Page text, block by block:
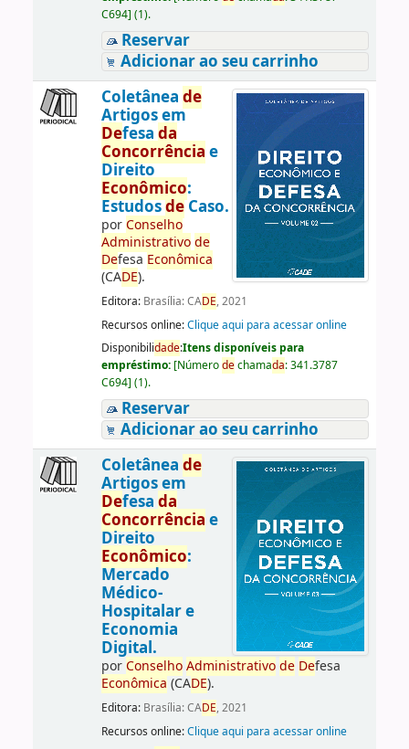
C694] (1).
Reservar
Adicionar ao seu carrinho
Coletânea de
Artigos em
Defesa da
Concorrência e
Direito
Econômico:
EstudosdeCaso.
porConselho
Administrativo de
Defesa Econômica
(CADE).
Editora: Brasília: CADE, 2021
Recursos online:Clique aqui para acessar online
Disponibilidade:Itens disponíveis para
empréstimo: [Númerodechamada:341.3787
C694] (1).
Reservar
Adicionar ao seu carrinho
Coletânea de
Artigos em
Defesa da
Concorrência e
Direito
Econômico:
Mercado
Médico-
Hospitalar e
Economia
Digital.
porConselho Administrativo de Defesa
Econômica (CADE).
Editora: Brasília: CADE, 2021
Recursos online:Clique aqui para acessar online